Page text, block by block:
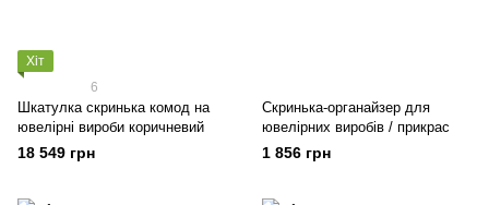
Хіт
6
Шкатулка скринька комод на
ювелірні вироби коричневий
18 549 грн
Скринька-органайзер для
ювелірних виробів / прикрас
1 856 грн